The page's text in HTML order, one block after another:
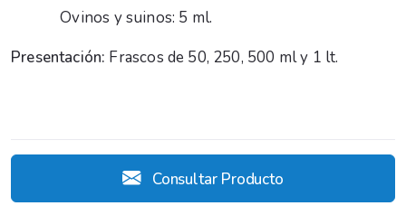
Ovinos y suinos: 5 ml.
Presentación: Frascos de 50, 250, 500 ml y 1 lt.
Consultar Producto